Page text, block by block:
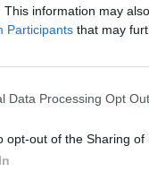
This information may
Participants that may
Data Processing Opt
opt-out of the Sharing of
Mikolla voi olla
vielä päivä, kun
Mikon kaunis